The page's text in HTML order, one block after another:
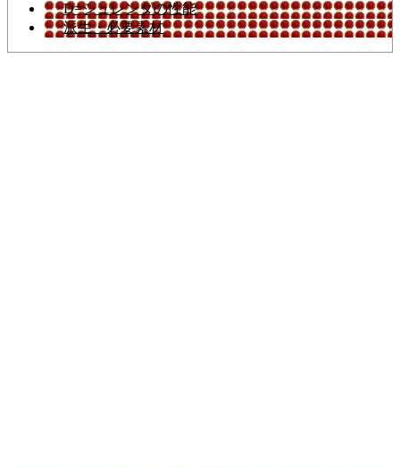
D=シュレンダの性能
派生・必要素材